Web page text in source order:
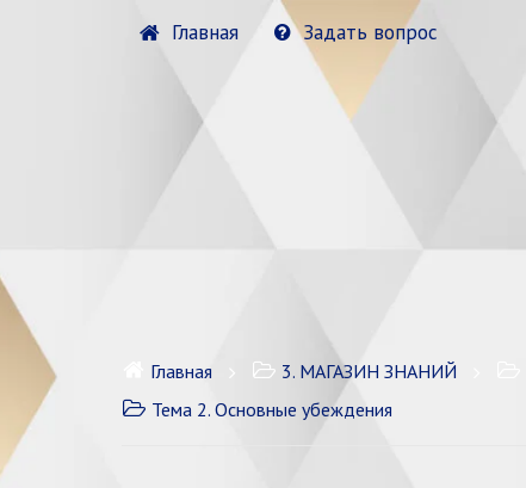
Главная Задать вопрос
Главная 3. МАГАЗИН ЗНАНИЙ
Тема 2. Основные убеждения